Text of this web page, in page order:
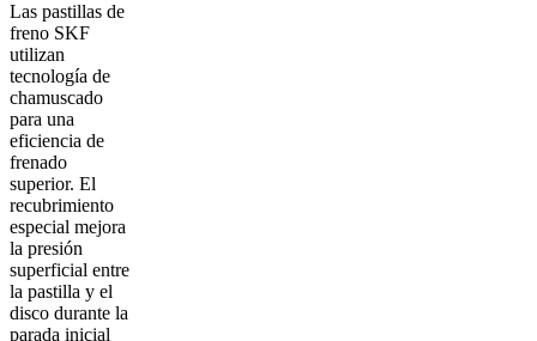
Las pastillas de
freno SKF
utilizan
tecnología de
chamuscado
para una
eficiencia de
frenado
superior. El
recubrimiento
especial mejora
la presión
superficial entre
la pastilla y el
disco durante la
parada inicial